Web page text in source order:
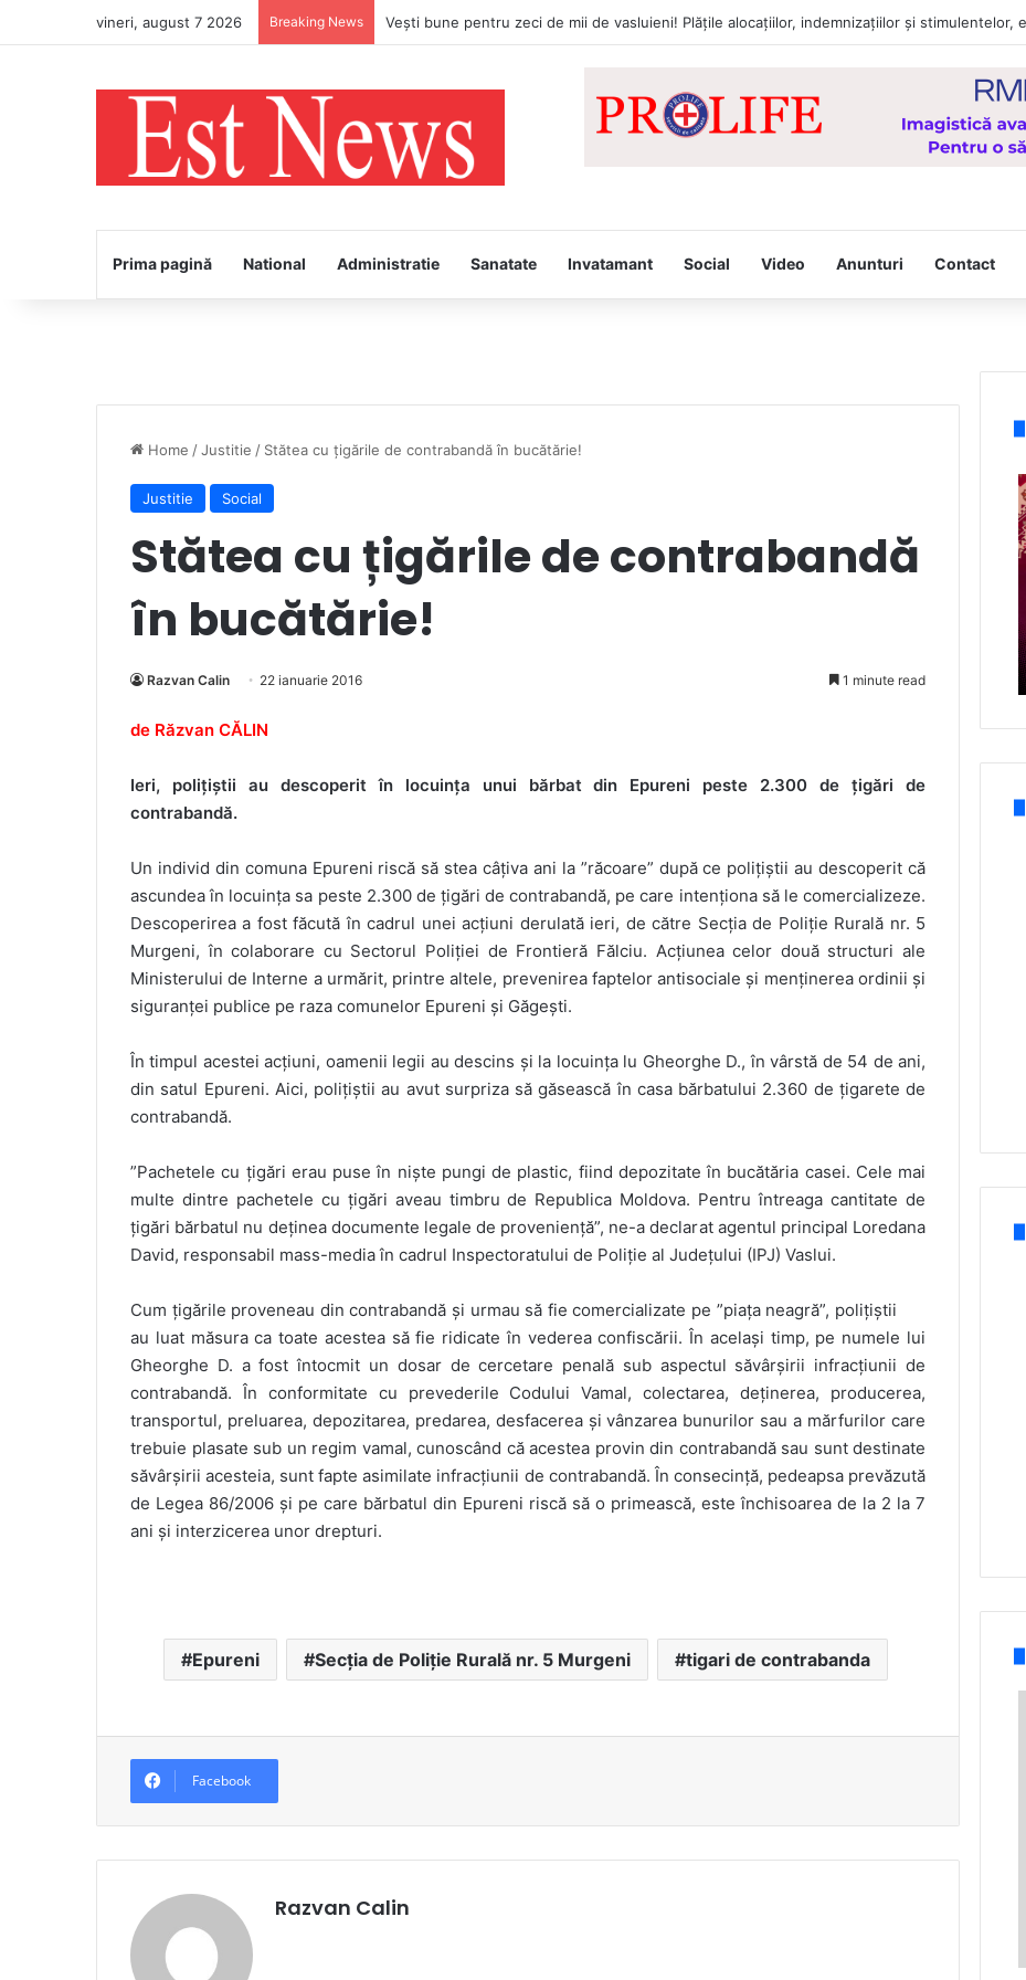
vineri, august 7 2026 Breaking News
Prima pagină National Administratie Sanatate Invatamant Social Video Anunturi Contact
Home /Justitie / Stătea cu țigările de contrabandă în bucătărie!
Justitie Social
Stătea cu țigările de contrabandă
în bucătărie!
Razvan Calin 22 ianuarie 2016 1 minute read
de Răzvan CĂLIN
Ieri, polițiștii au descoperit în locuința unui bărbat din Epureni peste 2.300 de țigări de
contrabandă.
Un individ din comuna Epureni riscă să stea câțiva ani la ”răcoare” după ce polițiștii au descoperit că
ascundea în locuința sa peste 2.300 de țigări de contrabandă, pe care intenționa să le comercializeze.
Descoperirea a fost făcută în cadrul unei acțiuni derulată ieri, de către Secția de Poliție Rurală nr. 5
Murgeni, în colaborare cu Sectorul Poliției de Frontieră Fălciu. Acțiunea celor două structuri ale
Ministerului de Interne a urmărit, printre altele, prevenirea faptelor antisociale și menținerea ordinii și
siguranței publice pe raza comunelor Epureni și Găgești.
În timpul acestei acțiuni, oamenii legii au descins și la locuința lu Gheorghe D., în vârstă de 54 de ani,
din satul Epureni. Aici, polițiștii au avut surpriza să găsească în casa bărbatului 2.360 de țigarete de
contrabandă.
”Pachetele cu țigări erau puse în niște pungi de plastic, fiind depozitate în bucătăria casei. Cele mai
multe dintre pachetele cu țigări aveau timbru de Republica Moldova. Pentru întreaga cantitate de
țigări bărbatul nu deținea documente legale de proveniență”, ne-a declarat agentul principal Loredana
David, responsabil mass-media în cadrul Inspectoratului de Poliție al Județului (IPJ) Vaslui.
Cum țigările proveneau din contrabandă și urmau să fie comercializate pe ”piața neagră”, polițiștii
au luat măsura ca toate acestea să fie ridicate în vederea confiscării. În același timp, pe numele lui
Gheorghe D. a fost întocmit un dosar de cercetare penală sub aspectul săvârșirii infracțiunii de
contrabandă. În conformitate cu prevederile Codului Vamal, colectarea, deținerea, producerea,
transportul, preluarea, depozitarea, predarea, desfacerea și vânzarea bunurilor sau a mărfurilor care
trebuie plasate sub un regim vamal, cunoscând că acestea provin din contrabandă sau sunt destinate
săvârșirii acesteia, sunt fapte asimilate infracțiunii de contrabandă. În consecință, pedeapsa prevăzută
de Legea 86/2006 și pe care bărbatul din Epureni riscă să o primească, este închisoarea de la 2 la 7
ani și interzicerea unor drepturi.
Epureni Secția de Poliție Rurală nr. 5 Murgeni tigari de contrabanda
Facebook
Razvan Calin